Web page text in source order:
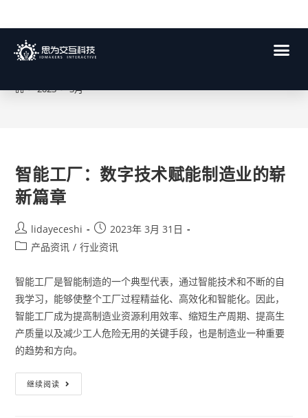
每月存档:3月 2023
> 2023 > 3月
智能工厂：数字技术赋能制造业的崭
新篇章
lidayeceshi
2023年 3月 31日
产品资讯 / 行业资讯
智能工厂是智能制造的一个典型代表，通过智能技术和不断的自
我学习，能够使整个工厂过程精益化、高效化和智能化。因此，
智能工厂成为提高制造业资源利用效率、缩短生产周期、提高生
产质量以及减少工人危险无用的关键手段，也是制造业一种重要
的趋势和方向。
继续阅读